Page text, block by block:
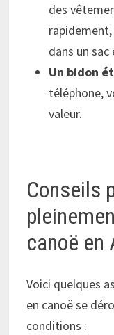
des
rapidement,
dans un sac
Un bidon
téléphone,
valeur.
Conseils
canoë en
Voici quelques
en canoë se
conditions :